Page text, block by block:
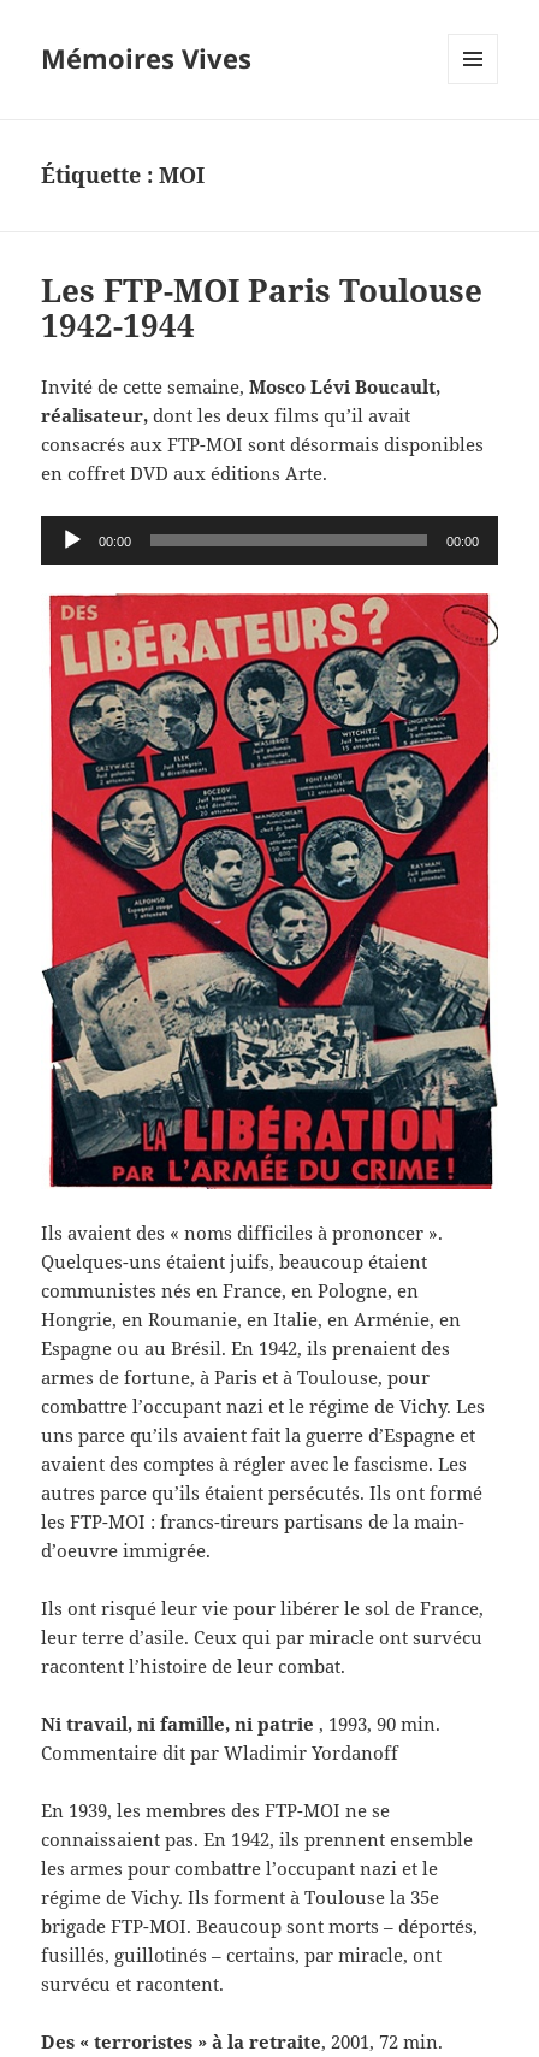
Mémoires Vives
Étiquette :MOI
Les FTP-MOI Paris Toulouse
1942-1944
Invité de cette semaine,Mosco Lévi Boucault,
réalisateur, dont les deux films qu’il avait
consacrés aux FTP-MOI sont désormais disponibles
en coffret DVD aux éditions Arte.
Lecteur
audio
00:00 00:00
Ils avaient des « noms difficiles à prononcer ».
Quelques-uns étaient juifs, beaucoup étaient
communistes nés en France, en Pologne, en
Hongrie, en Roumanie, en Italie, en Arménie, en
Espagne ou au Brésil. En 1942, ils prenaient des
armes de fortune, à Paris et à Toulouse, pour
combattre l’occupant nazi et le régime de Vichy. Les
uns parce qu’ils avaient fait la guerre d’Espagne et
avaient des comptes à régler avec le fascisme. Les
autres parce qu’ils étaient persécutés. Ils ont formé
les FTP-MOI : francs-tireurs partisans de la main-
d’oeuvre immigrée.
Ils ont risqué leur vie pour libérer le sol de France,
leur terre d’asile. Ceux qui par miracle ont survécu
racontent l’histoire de leur combat.
Ni travail, ni famille, ni patrie , 1993, 90 min.
Commentaire dit par Wladimir Yordanoff
En 1939, les membres des FTP-MOI ne se
connaissaient pas. En 1942, ils prennent ensemble
les armes pour combattre l’occupant nazi et le
régime de Vichy. Ils forment à Toulouse la 35e
brigade FTP-MOI. Beaucoup sont morts – déportés,
fusillés, guillotinés – certains, par miracle, ont
survécu et racontent.
Des « terroristes » à la retraite, 2001, 72 min.